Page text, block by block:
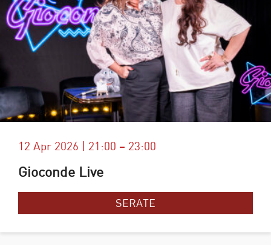
12 Apr 2026 | 21:00 – 23:00
Gioconde Live
SERATE